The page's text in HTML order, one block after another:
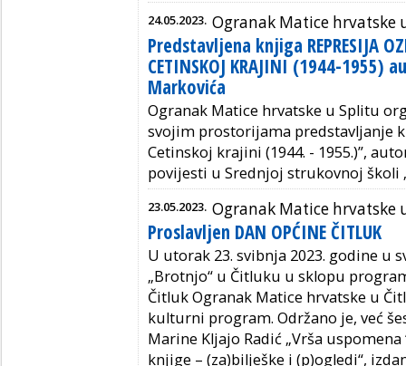
24.05.2023. Ogranak Matice hrvatske
Predstavljena knjiga REPRESIJA
CETINSKOJ KRAJINI (1944-1955)
Markovića
Ogranak Matice hrvatske u Splitu
svojim prostorijama predstavljanje
Cetinskoj krajini (1944. - 1955.)”,
povijesti u Srednjoj strukovnoj školi
23.05.2023. Ogranak Matice hrvatske
Proslavljen DAN OPĆINE ČITLUK
U utorak 23. svibnja 2023. godine u
„Brotnjo“ u Čitluku u sklopu
Čitluk Ogranak Matice hrvatske u
kulturni program. Održano je, već
Marine Kljajo Radić „Vrša
knjige – (za)bilješke i (p)ogledi“,